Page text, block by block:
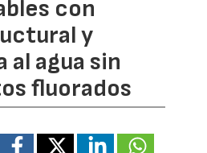
con
y
al agua sin
fluorados